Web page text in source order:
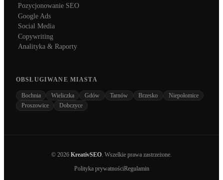
Pozycjonowanie SEO
Google Ads
Social Media
Copywriting
Analityka & Raporty
OBSŁUGIWANE MIASTA
Bochnia Wieliczka Gdów Tarnów Brzesko
Niepołomice
Proszowice
Dobczyce
© 2026 KreativSEO. Wszelkie prawa zastrzeżone.
Polityka prywatnościRegulamin